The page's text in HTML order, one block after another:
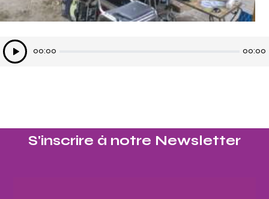
Lecteur
audio
00:00 00:00
S'inscrire à notre Newsletter​